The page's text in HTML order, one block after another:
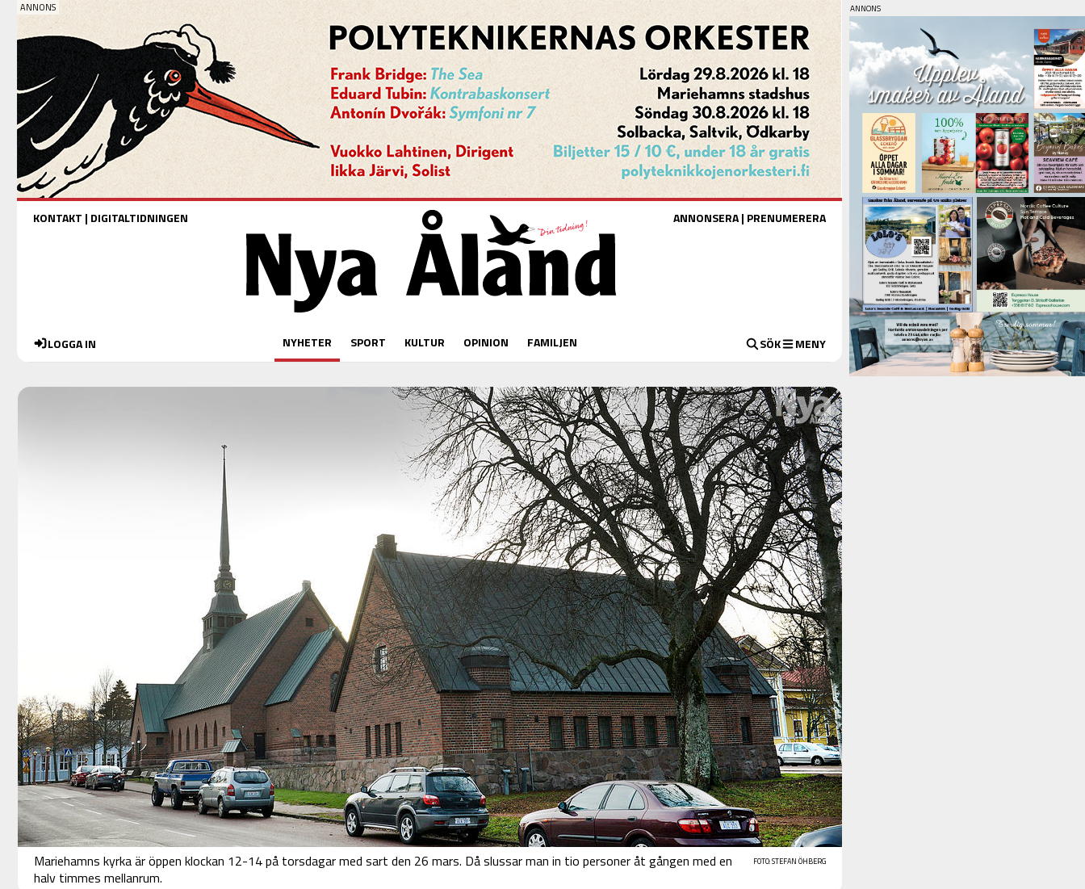
KONTAKT | DIGITALTIDNINGEN ANNONSERA| PRENUMERERA
LOGGA IN NYHETER SPORT KULTUR OPINION FAMILJEN SÖK MENY
FOTO: STEFAN ÖHBERG
Mariehamns kyrka är öppen klockan 12-14 på torsdagar med sart den 26 mars. Då slussar man in tio personer åt gången med en
halv timmes mellanrum.